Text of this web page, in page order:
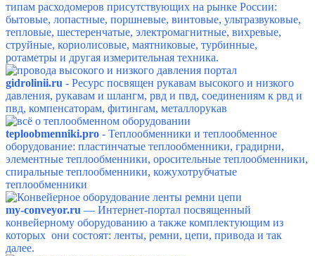
типам расходомеров присутствующих на рынке России:
бытовые, лопастные, поршневые, винтовые, ультразвуковые,
тепловые, шестеренчатые, электромагнитные, вихревые,
струйные, кориолисовые, маятниковые, турбинные,
ротаметры и другая измерительная техника.
gidrolinii.ru - Ресурс посвящен рукавам высокого и низкого
давления, рукавам и шлангм, рвд и пвд, соединениям к рвд и
пвд, компенсаторам, фитингам, металлорукав
teploobmenniki.pro - Теплообменники и теплообменное
оборудование: пластинчатые теплообменники, градирни,
элементные теплообменники, оросительные теплообменники,
спиральные теплообменники, кожухотрубчатые
теплообменники
my-conveyor.ru — Интернет-портал посвященный
конвейерному оборудованию а также комплектующим из
которых они состоят: ленты, ремни, цепи, привода и так
далее.